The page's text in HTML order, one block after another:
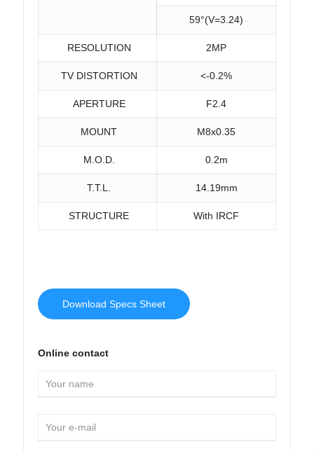
59°(V=3.24)
RESOLUTION 2MP
TV DISTORTION <-0.2%
APERTURE F2.4
MOUNT M8x0.35
M.O.D. 0.2m
T.T.L. 14.19mm
STRUCTURE With IRCF
Download Specs Sheet
Online contact